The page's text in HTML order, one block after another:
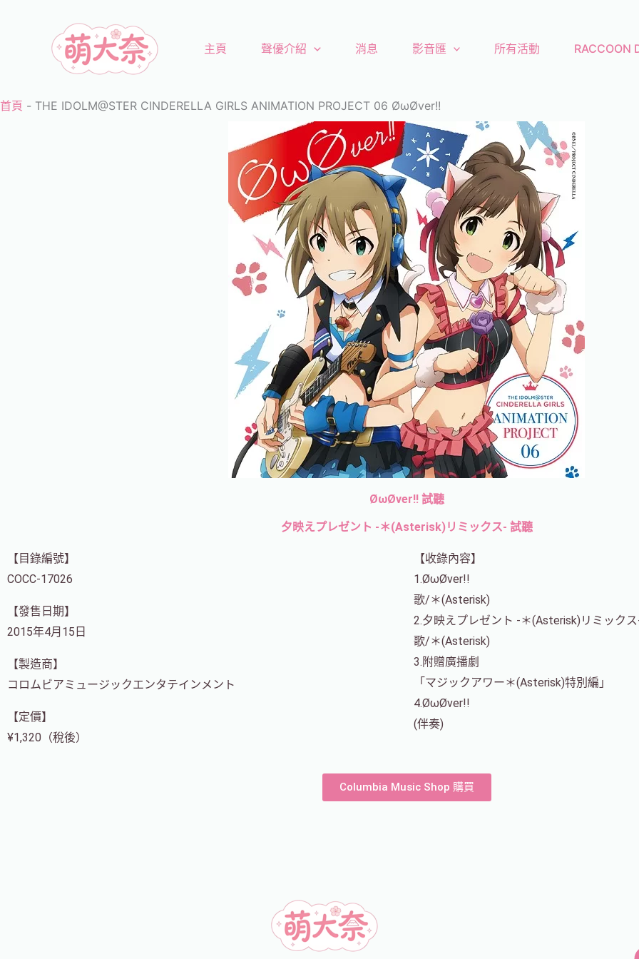
容
主頁 聲優介紹 消息 影音匯 所有活動 RACCOON
首頁 - THE IDOLM@STER CINDERELLA GIRLS ANIMATION PROJECT 06 ØωØver!!
ØωØver!! 試聽
夕映えプレゼント -＊(Asterisk)リミックス- 試聽
【目錄編號】
COCC-17026
【發售日期】
2015年4月15日
【製造商】
コロムビアミュージックエンタテインメント
【定價】
¥1,320（稅後）
【收錄內容】
1.ØωØver!!
歌/＊(Asterisk)
2.夕映えプレゼント -＊(Asterisk)リミック
歌/＊(Asterisk)
3.附贈廣播劇
「マジックアワー＊(Asterisk)特別編」
4.ØωØver!!
(伴奏)
Columbia Music Shop 購買